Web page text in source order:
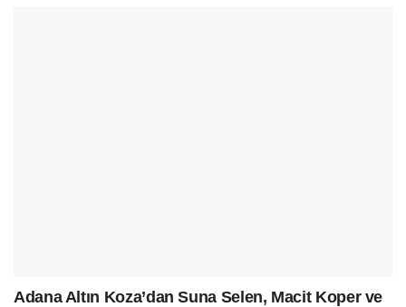
Adana Altın Koza’dan Suna Selen, Macit Koper ve